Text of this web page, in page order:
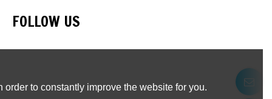
FOLLOW US
to constantly improve the website for you.